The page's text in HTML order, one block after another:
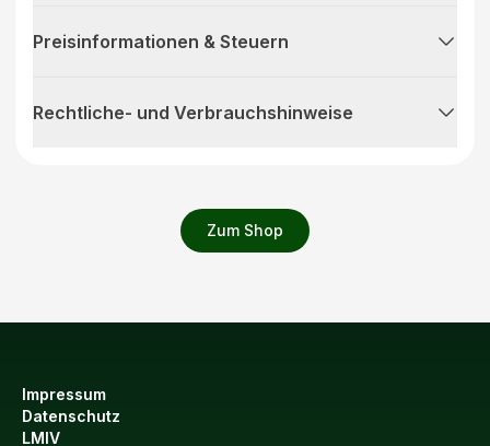
Zum Shop
Preisinformationen & Steuern
Rechtliche- und Verbrauchshinweise
Impressum
Datenschutz
LMIV